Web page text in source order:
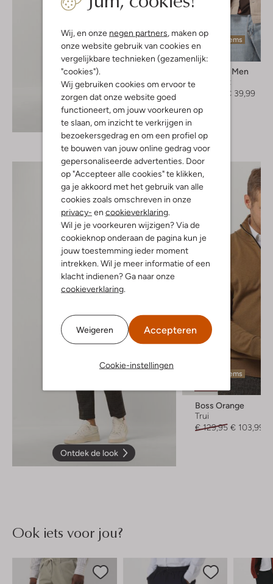
Wij, en onze negen partners, maken op
onze website gebruik van cookies en
vergelijkbare technieken (gezamenlijk:
"cookies").
Wij gebruiken cookies om ervoor te
zorgen dat onze website goed
functioneert, om jouw voorkeuren op
te slaan, om inzicht te verkrijgen in
bezoekersgedrag en om een profiel op
te bouwen van jouw online gedrag voor
gepersonaliseerde advertenties. Door
op "Accepteer alle cookies" te klikken,
ga je akkoord met het gebruik van alle
cookies zoals omschreven in onze
privacy- en cookieverklaring.
Wil je je voorkeuren wijzigen? Via de
cookieknop onderaan de pagina kun je
jouw toestemming ieder moment
intrekken. Wil je meer informatie of een
klacht indienen? Ga naar onze
cookieverklaring.
Weigeren Accepteren
Cookie-instellingen
Ontdek de look
Laatste items
Selected Men
Overshirt
€ 39,99
Ontdek de look
Laatste items
Boss Orange
Trui
€ 129,95 € 103,99
Ook iets voor jou?